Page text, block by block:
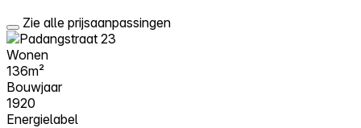
Zie alle prijsaanpassingen
Wonen
136m²
Bouwjaar
1920
Energielabel